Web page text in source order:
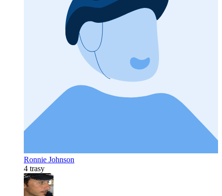
Ronnie Johnson
4 trasy